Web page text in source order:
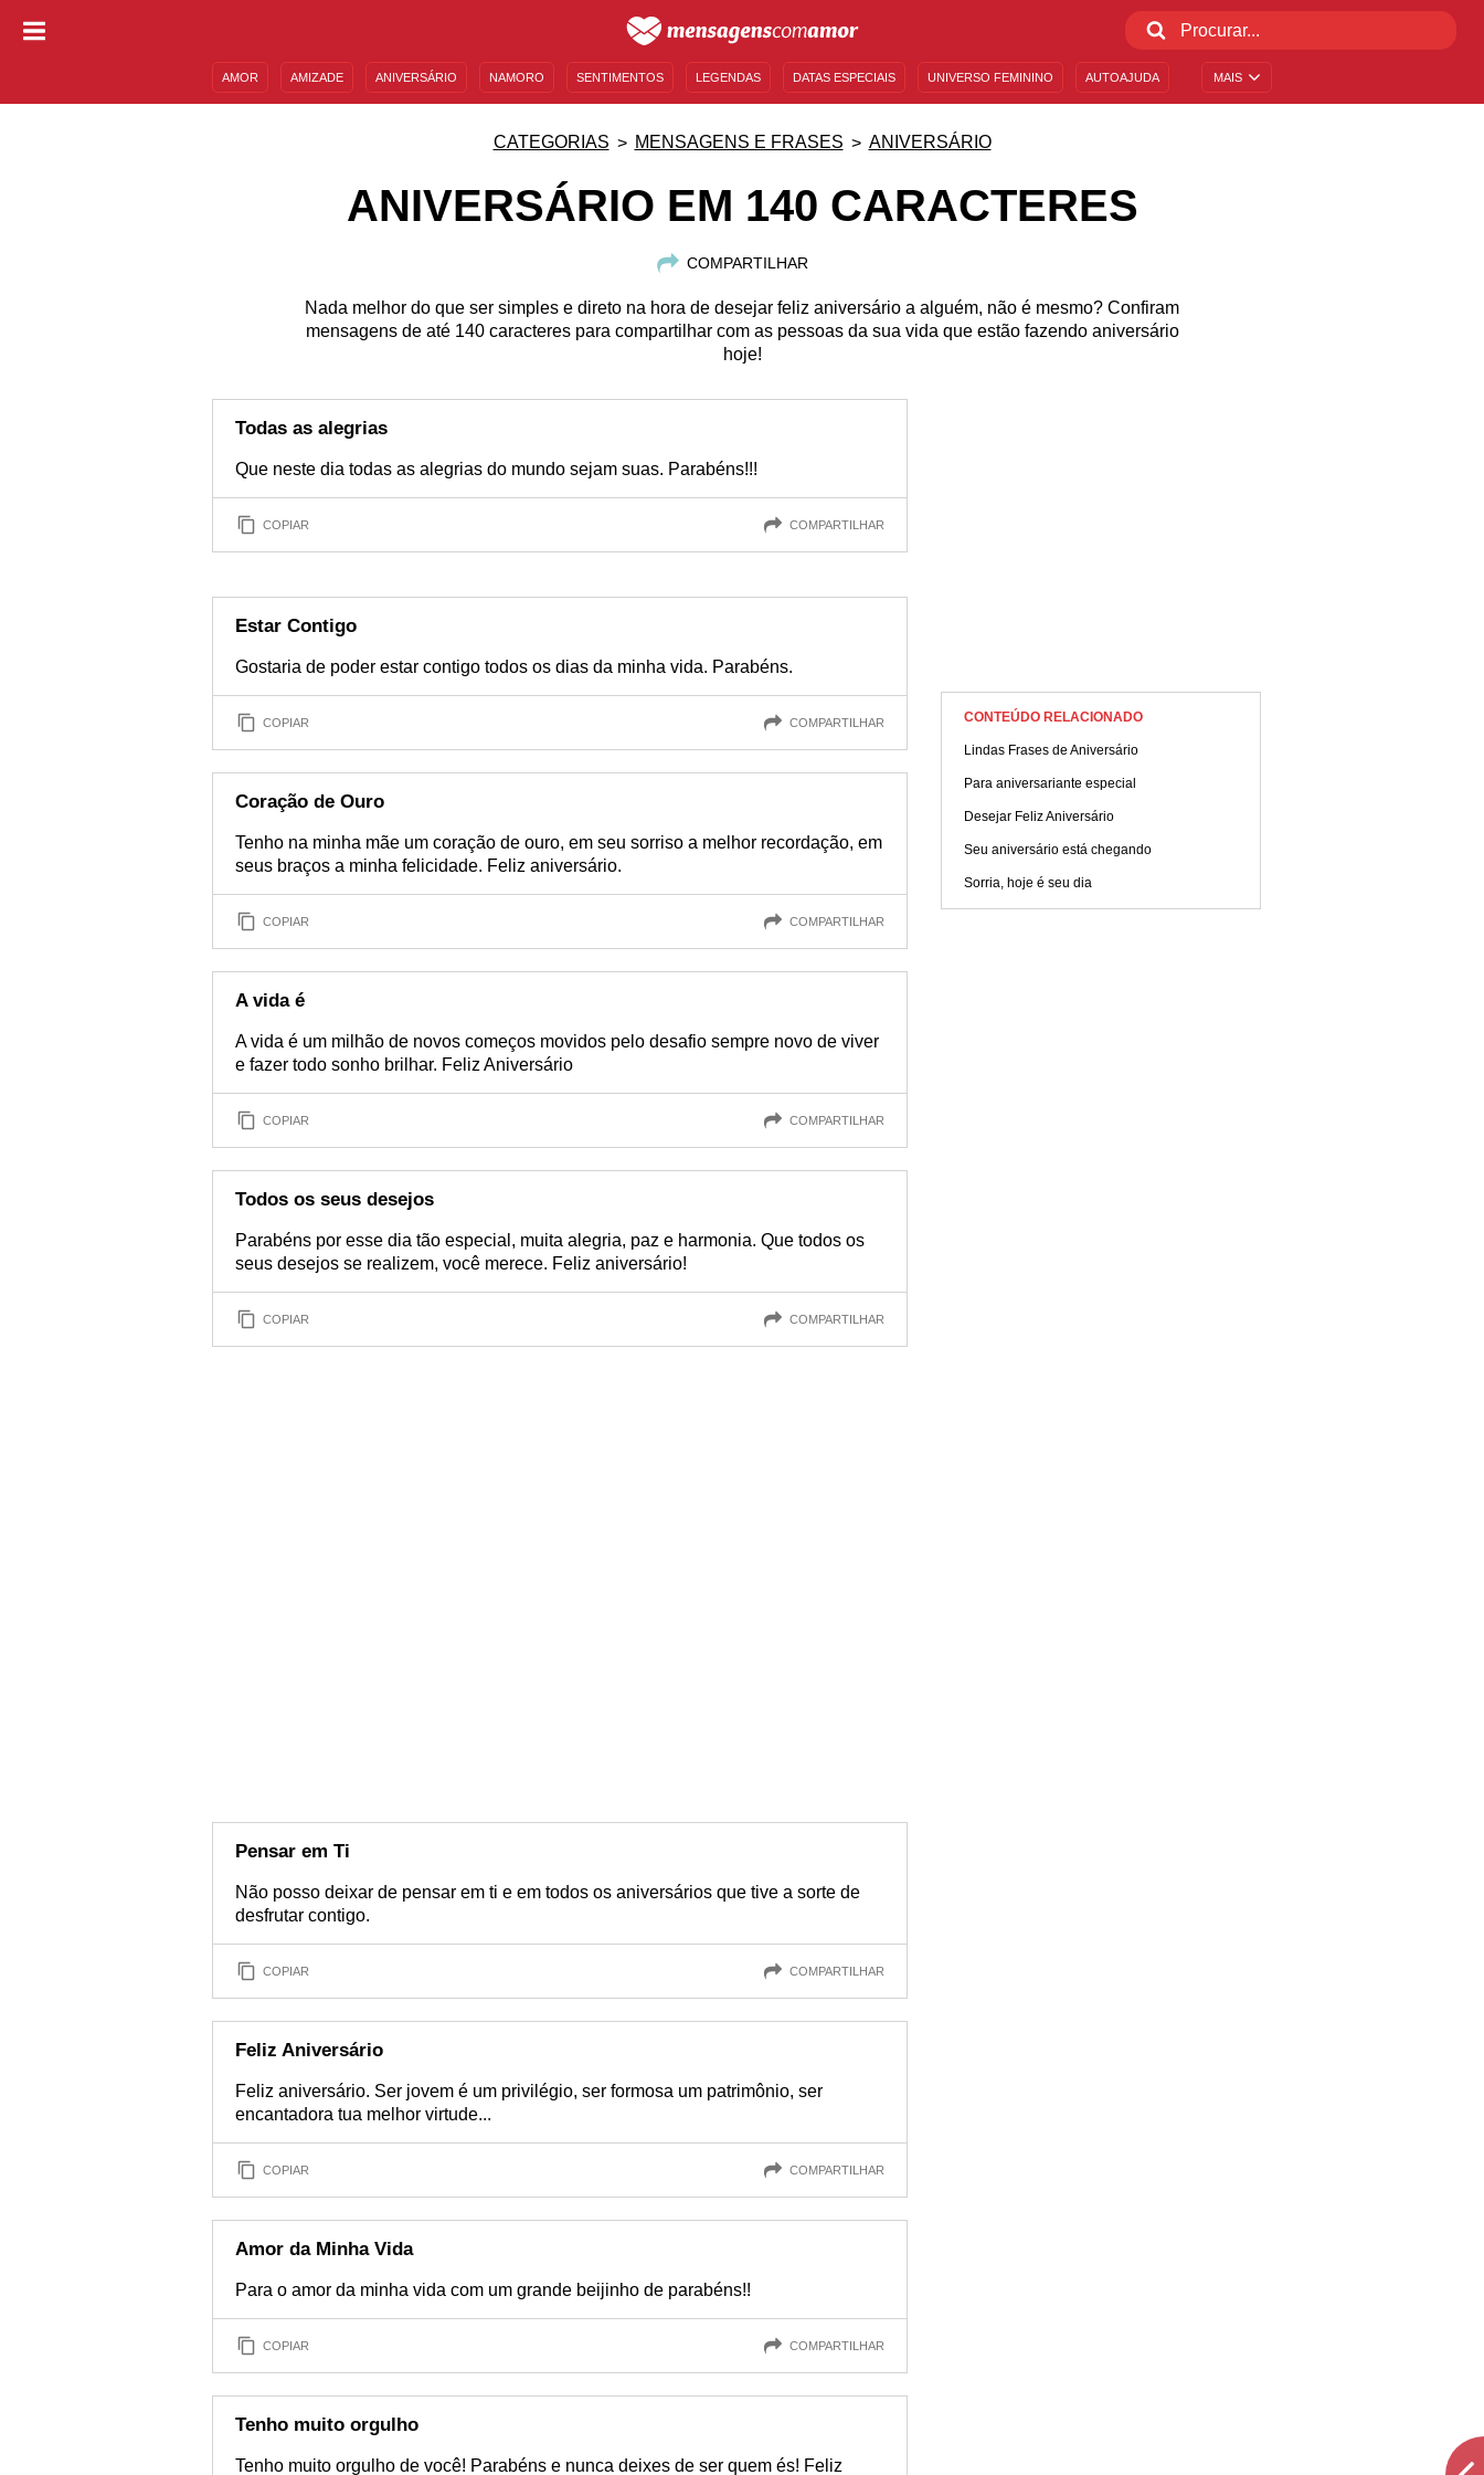
MAIS
AMOR AMIZADE ANIVERSÁRIO NAMORO SENTIMENTOS LEGENDAS DATAS ESPECIAIS UNIVERSO FEMININO AUTOAJUDA
CATEGORIAS MENSAGENS E FRASES ANIVERSÁRIO
ANIVERSÁRIO EM 140 CARACTERES
COMPARTILHAR
Nada melhor do que ser simples e direto na hora de desejar feliz aniversário a alguém, não é mesmo? Confiram
mensagens de até 140 caracteres para compartilhar com as pessoas da sua vida que estão fazendo aniversário
hoje!
Todas as alegrias
Que neste dia todas as alegrias do mundo sejam suas. Parabéns!!!
COPIAR COMPARTILHAR
Estar Contigo
Gostaria de poder estar contigo todos os dias da minha vida. Parabéns.
COPIAR COMPARTILHAR
Coração de Ouro
Tenho na minha mãe um coração de ouro, em seu sorriso a melhor recordação, em
seus braços a minha felicidade. Feliz aniversário.
COPIAR COMPARTILHAR
A vida é
A vida é um milhão de novos começos movidos pelo desafio sempre novo de viver
e fazer todo sonho brilhar. Feliz Aniversário
COPIAR COMPARTILHAR
Todos os seus desejos
Parabéns por esse dia tão especial, muita alegria, paz e harmonia. Que todos os
seus desejos se realizem, você merece. Feliz aniversário!
COPIAR COMPARTILHAR
Pensar em Ti
Não posso deixar de pensar em ti e em todos os aniversários que tive a sorte de
desfrutar contigo.
COPIAR COMPARTILHAR
Feliz Aniversário
Feliz aniversário. Ser jovem é um privilégio, ser formosa um patrimônio, ser
encantadora tua melhor virtude...
COPIAR COMPARTILHAR
Amor da Minha Vida
Para o amor da minha vida com um grande beijinho de parabéns!!
COPIAR COMPARTILHAR
Tenho muito orgulho
Tenho muito orgulho de você! Parabéns e nunca deixes de ser quem és! Feliz
CONTEÚDO RELACIONADO
Lindas Frases de Aniversário
Para aniversariante especial
Desejar Feliz Aniversário
Seu aniversário está chegando
Sorria, hoje é seu dia